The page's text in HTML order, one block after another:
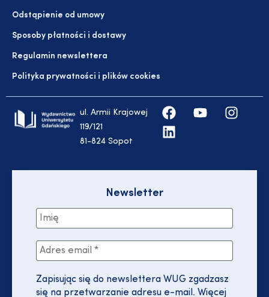
Odstąpienie od umowy
Sposoby płatności i dostawy
Regulamin newslettera
Polityka prywatności i plików cookies
ul. Armii Krajowej
119/121
81-824 Sopot
Newsletter
Zapisując się do newslettera WUG zgadzasz
się na przetwarzanie adresu e-mail. Więcej